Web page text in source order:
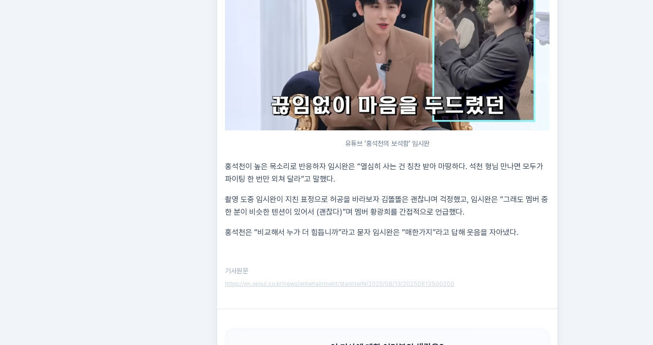
유튜브 ‘홍석천의 보석함’ 임시완
홍석천이 높은 목소리로 반응하자 임시완은 “열심히 사는 건 칭찬 받아 마땅하다. 석천 형님 만나면 모두가
파이팅 한 번만 외쳐 달라”고 말했다.
촬영 도중 임시완이 지친 표정으로 허공을 바라보자 김똘똘은 괜찮냐며 걱정했고, 임시완은 “그래도 멤버 중
한 분이 비슷한 텐션이 있어서 (괜찮다)”며 멤버 황광희를 간접적으로 언급했다.
홍석천은 “비교해서 누가 더 힘듭니까”라고 묻자 임시완은 “매한가지”라고 답해 웃음을 자아냈다.
기사원문
https://en.seoul.co.kr/news/entertainment/starinterN/2025/08/13/20250813500200